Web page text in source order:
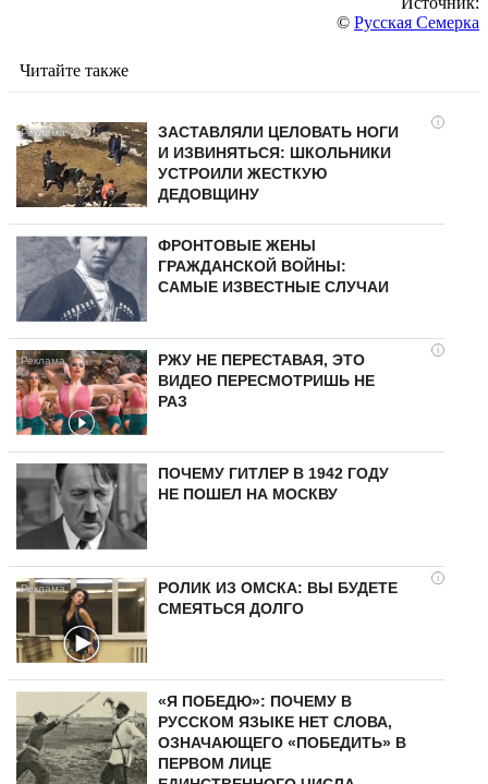
© Русская Семерка
Читайте также
i
ЗАСТАВЛЯЛИ ЦЕЛОВАТЬ НОГИ
И ИЗВИНЯТЬСЯ: ШКОЛЬНИКИ
УСТРОИЛИ ЖЕСТКУЮ
ДЕДОВЩИНУ
ФРОНТОВЫЕ ЖЕНЫ
ГРАЖДАНСКОЙ ВОЙНЫ:
САМЫЕ ИЗВЕСТНЫЕ СЛУЧАИ
i
РЖУ НЕ ПЕРЕСТАВАЯ, ЭТО
ВИДЕО ПЕРЕСМОТРИШЬ НЕ
РАЗ
ПОЧЕМУ ГИТЛЕР В 1942 ГОДУ
НЕ ПОШЕЛ НА МОСКВУ
i
РОЛИК ИЗ ОМСКА: ВЫ БУДЕТЕ
СМЕЯТЬСЯ ДОЛГО
«Я ПОБЕДЮ»: ПОЧЕМУ В
РУССКОМ ЯЗЫКЕ НЕТ СЛОВА,
ОЗНАЧАЮЩЕГО «ПОБЕДИТЬ» В
ПЕРВОМ ЛИЦЕ